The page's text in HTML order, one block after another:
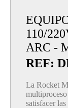
110/
ARC -
REF:
La Rocket
satisfacer